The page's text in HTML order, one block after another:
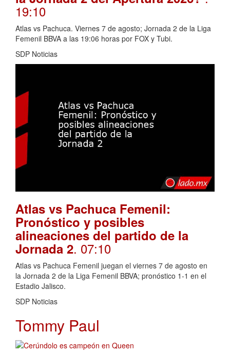
19:10
Atlas vs Pachuca. Viernes 7 de agosto; Jornada 2 de la Liga
Femenil BBVA a las 19:06 horas por FOX y Tubi.
SDP Noticias
Atlas vs Pachuca Femenil:
Pronóstico y posibles
alineaciones del partido de la
Jornada 2. 07:10
Atlas vs Pachuca Femenil juegan el viernes 7 de agosto en
la Jornada 2 de la Liga Femenil BBVA; pronóstico 1-1 en el
Estadio Jalisco.
SDP Noticias
Tommy Paul